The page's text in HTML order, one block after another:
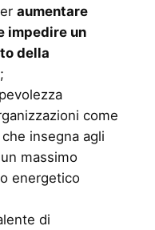
aumentare
impedire un
della
;
come
insegna agli
massimo
energetico
di